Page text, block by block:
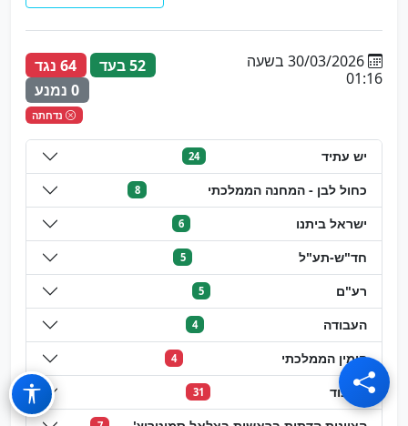
30/03/2026 בשעה
01:16
52 בעד
64 נגד
0 נמנע
נדחתה
יש עתיד 24
כחול לבן - המחנה הממלכתי 8
ישראל ביתנו 6
חד"ש-תע"ל 5
רע"ם 5
העבודה 4
הימין הממלכתי 4
הליכוד 31